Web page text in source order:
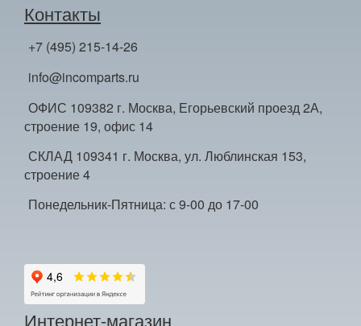
Контакты
+7 (495) 215-14-26
info@incomparts.ru
ОФИС 109382 г. Москва, Егорьевский проезд 2А,
строение 19, офис 14
СКЛАД 109341 г. Москва, ул. Люблинская 153,
строение 4
Понедельник-Пятница: с 9-00 до 17-00
Интернет-магазин